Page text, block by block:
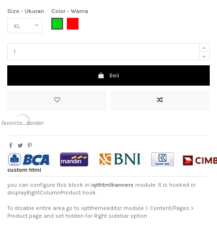
Size - Ukuran
Color - Warna
Beli
favorite_border
custom html
you can configure this block in iqithtmlbanners module. It is hooked in
displayRightColumnProduct hook.
To disable entire area go to iqitthemeeditor module > Content/Pages >
Product page and set hidden for Right sidebar option